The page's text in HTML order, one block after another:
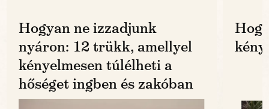
Hogyan ne izzadjunk
nyáron: 12 trükk, amellyel
kényelmesen túlélheti a
hőséget ingben és zakóban